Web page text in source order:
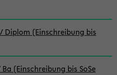
(Einschreibung bis
(Einschreibung bis SoSe